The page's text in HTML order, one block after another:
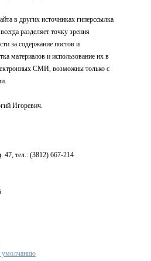
в других источниках гиперссылка
разделяет точку зрения
за содержание постов и
материалов и использование их в
СМИ, возможны только с
Игоревич.
47, тел.: (3812) 667-214
умолчанию